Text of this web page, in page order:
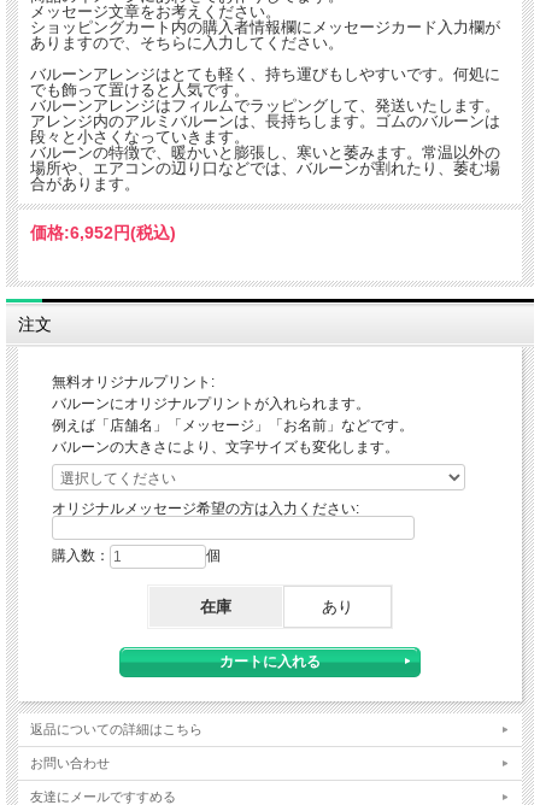
メッセージ文章をお考えください。
ショッピングカート内の購入者情報欄にメッセージカード入力欄が
ありますので、そちらに入力してください。
バルーンアレンジはとても軽く、持ち運びもしやすいです。何処に
でも飾って置けると人気です。
バルーンアレンジはフィルムでラッピングして、発送いたします。
アレンジ内のアルミバルーンは、長持ちします。ゴムのバルーンは
段々と小さくなっていきます。
バルーンの特徴で、暖かいと膨張し、寒いと萎みます。常温以外の
場所や、エアコンの辺り口などでは、バルーンが割れたり、萎む場
合があります。
価格:6,952円(税込)
注文
無料オリジナルプリント:
バルーンにオリジナルプリントが入れられます。
例えば「店舗名」「メッセージ」「お名前」などです。
バルーンの大きさにより、文字サイズも変化します。
オリジナルメッセージ希望の方は入力ください:
購入数： 個
在庫 あり
返品についての詳細はこちら
お問い合わせ
友達にメールですすめる